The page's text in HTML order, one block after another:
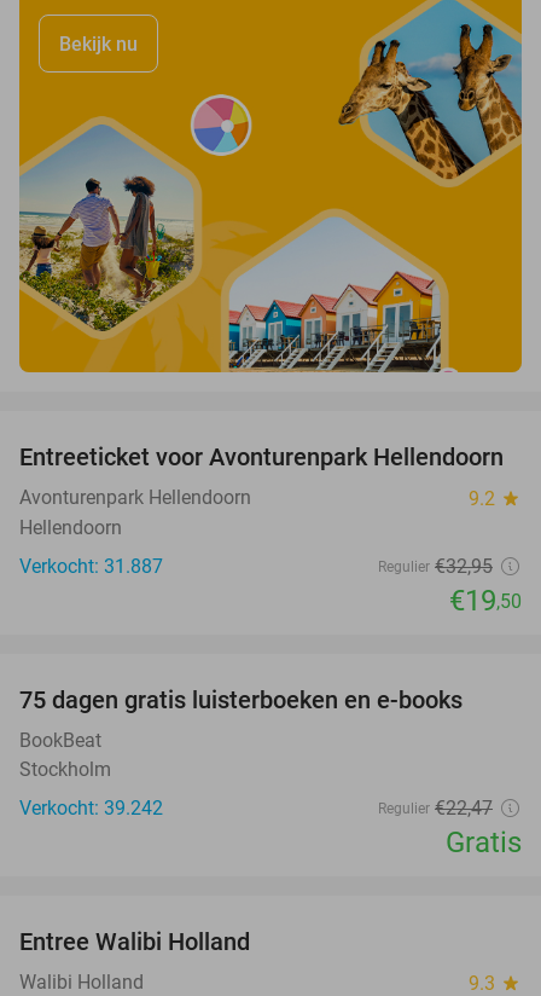
Bekijk nu
41%
Entreeticket voor Avonturenpark Hellendoorn
Avonturenpark Hellendoorn 9.2 star
Hellendoorn
Verkocht: 31.887
Regulier €32,95
€19,50
75 dagen gratis luisterboeken en e-books
BookBeat
Stockholm
Verkocht: 39.242
Regulier €22,47
Gratis
Entree Walibi Holland
Walibi Holland 9.3 star